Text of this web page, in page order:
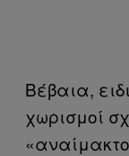
Βέβαια,
χωρισμοί